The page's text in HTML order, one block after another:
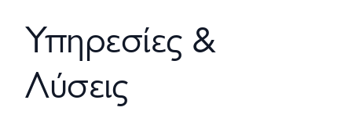
Υπηρεσίες &
Λύσεις